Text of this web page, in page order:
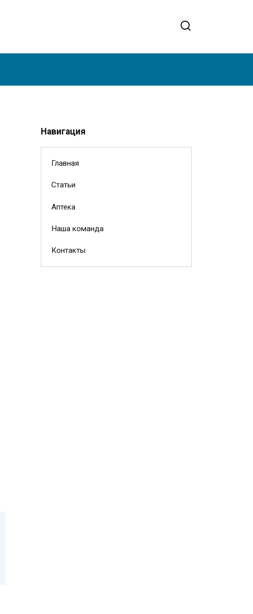
Навигация
Главная
Статьи
Аптека
Наша команда
Контакты